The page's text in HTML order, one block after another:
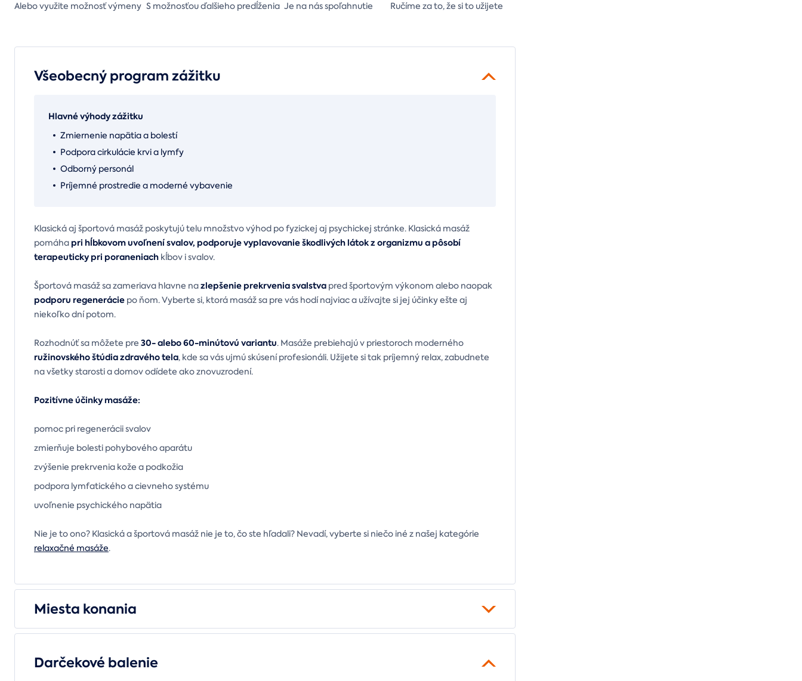
Alebo využite možnosť výmeny S možnosťou ďalšieho predĺženia Je na násspoľahnutie Ručíme za to,že si to užijete
Všeobecný program zážitku
Hlavné výhody zážitku
Zmiernenie napätia a bolestí
Podpora cirkulácie krvi a lymfy
Odborný personál
Príjemné prostredie a moderné vybavenie
Klasická aj športová masáž poskytujú telu množstvo výhod po fyzickej aj psychickej stránke. Klasická masáž
pomáhapri hĺbkovom uvoľnení svalov, podporuje vyplavovanie škodlivých látok z organizmu a pôsobí
terapeuticky pri poraneniach kĺbov i svalov.
Športová masáž sa zameriava hlavne nazlepšenie prekrvenia svalstva pred športovým výkonom alebo naopak
podporu regenerácie po ňom. Vyberte si, ktorá masáž sa pre vás hodí najviac a užívajte si jej účinky ešte aj
niekoľko dní potom.
Rozhodnúť sa môžete pre 30- alebo 60-minútovú variantu. Masáže prebiehajú v priestoroch moderného
ružinovského štúdiazdravého tela, kde sa vás ujmú skúsení profesionáli. Užijete si tak príjemný relax, zabudnete
na všetky starosti a domov odídete ako znovuzrodení.
Pozitívne účinky masáže:
pomoc pri regenerácii svalov
zmierňuje bolesti pohybového aparátu
zvýšenie prekrvenia kože a podkožia
podpora lymfatického a cievneho systému
uvoľnenie psychického napätia
Nie je to ono? Klasická a športová masáž nie je to, čo ste hľadali? Nevadí, vyberte si niečo iné z našej kategórie
relaxačné masáže.
Miesta konania
Darčekové balenie